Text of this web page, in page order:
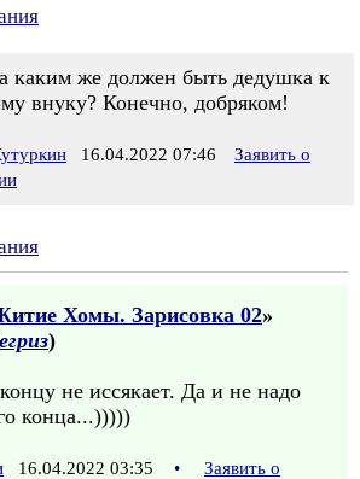
каким же должен быть дедушка к
внуку? Конечно, добряком!
16.04.2022 07:46
Заявить о
Хомы. Зарисовка 02»
)
не иссякает. Да и не надо
конца...)))))
16.04.2022 03:35 •
Заявить о